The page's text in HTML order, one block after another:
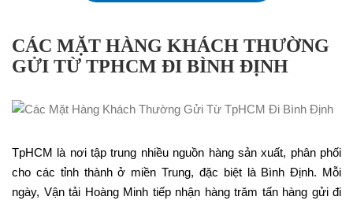
CÁC MẶT HÀNG KHÁCH THƯỜNG
GỬI TỪ TPHCM ĐI BÌNH ĐỊNH
TpHCM là nơi tập trung nhiều nguồn hàng sản xuất, phân phối
cho các tỉnh thành ở miền Trung, đặc biệt là Bình Định. Mỗi
ngày, Vận tải Hoàng Minh tiếp nhận hàng trăm tấn hàng gửi đi